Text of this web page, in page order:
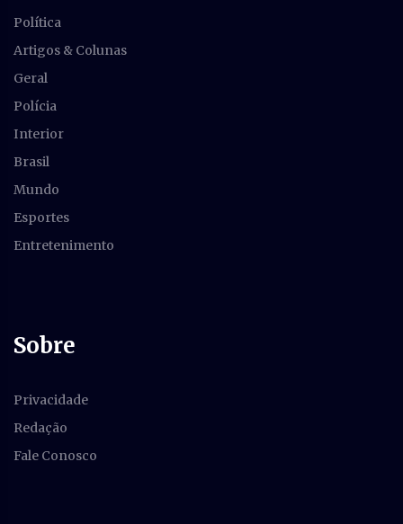
Política
Artigos & Colunas
Geral
Polícia
Interior
Brasil
Mundo
Esportes
Entretenimento
Sobre
Privacidade
Redação
Fale Conosco